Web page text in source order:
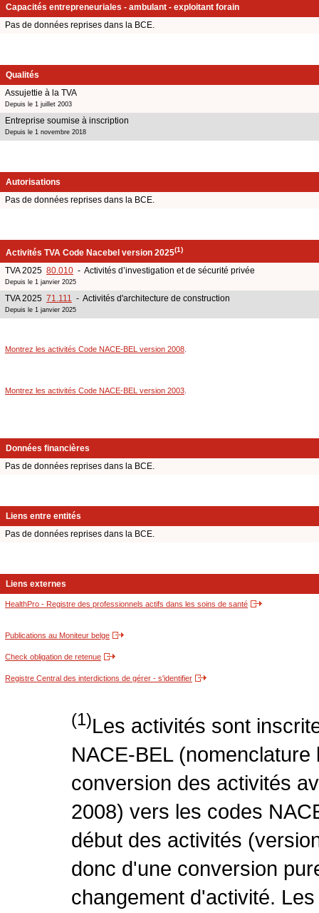
Capacités entrepreneuriales - ambulant - exploitant forain
Pas de données reprises dans la BCE.
Qualités
Assujettie à la TVA
Depuis le 1 juillet 2003
Entreprise soumise à inscription
Depuis le 1 novembre 2018
Autorisations
Pas de données reprises dans la BCE.
Activités TVA Code Nacebel version 2025(1)
TVA 2025 80.010 - Activités d’investigation et de sécurité privée
Depuis le 1 janvier 2025
TVA 2025 71.111 - Activités d'architecture de construction
Depuis le 1 janvier 2025
Montrez les activités Code NACE-BEL version 2008
Montrez les activités Code NACE-BEL version 2003
Données financières
Pas de données reprises dans la BCE.
Liens entre entités
Pas de données reprises dans la BCE.
Liens externes
HealthPro - Registre des professionnels actifs dans les soins de santé
Publications au Moniteur belge
Check obligation de retenue
Registre Central des interdictions de gérer - s'identifier
(1)Les activités sont
NACE-BEL
conversion des activités
2008) vers les codes
début des activités
donc d'une conversion
changement d'activité.